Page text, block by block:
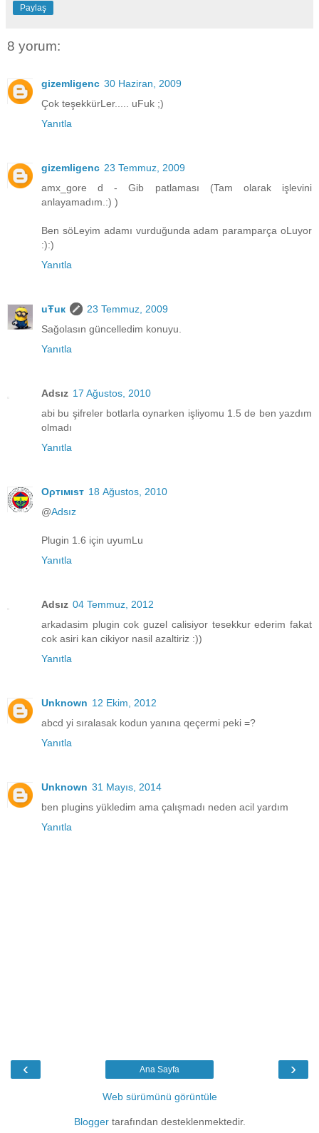
Paylaş
8 yorum:
gizemligenc 30 Haziran, 2009
Çok teşekkürLer..... uFuk ;)
Yanıtla
gizemligenc 23 Temmuz, 2009
amx_gore d - Gib patlaması (Tam olarak işlevini
anlayamadım.:) )
Ben söLeyim adamı vurduğunda adam paramparça oLuyor
:):)
Yanıtla
uŦuк
23 Temmuz, 2009
Sağolasın güncelledim konuyu.
Yanıtla
Adsız 17 Ağustos, 2010
abi bu şifreler botlarla oynarken işliyomu 1.5 de ben yazdım
olmadı
Yanıtla
Oρтιмιsт 18 Ağustos, 2010
@Adsız
Plugin 1.6 için uyumLu
Yanıtla
Adsız 04 Temmuz, 2012
arkadasim plugin cok guzel calisiyor tesekkur ederim fakat
cok asiri kan cikiyor nasil azaltiriz :))
Yanıtla
Unknown 12 Ekim, 2012
abcd yi sıralasak kodun yanına qeçermi peki =?
Yanıtla
Unknown 31 Mayıs, 2014
ben plugins yükledim ama çalışmadı neden acil yardım
Yanıtla
‹ ›
Ana Sayfa
Web sürümünü görüntüle
Bloggertarafından desteklenmektedir.